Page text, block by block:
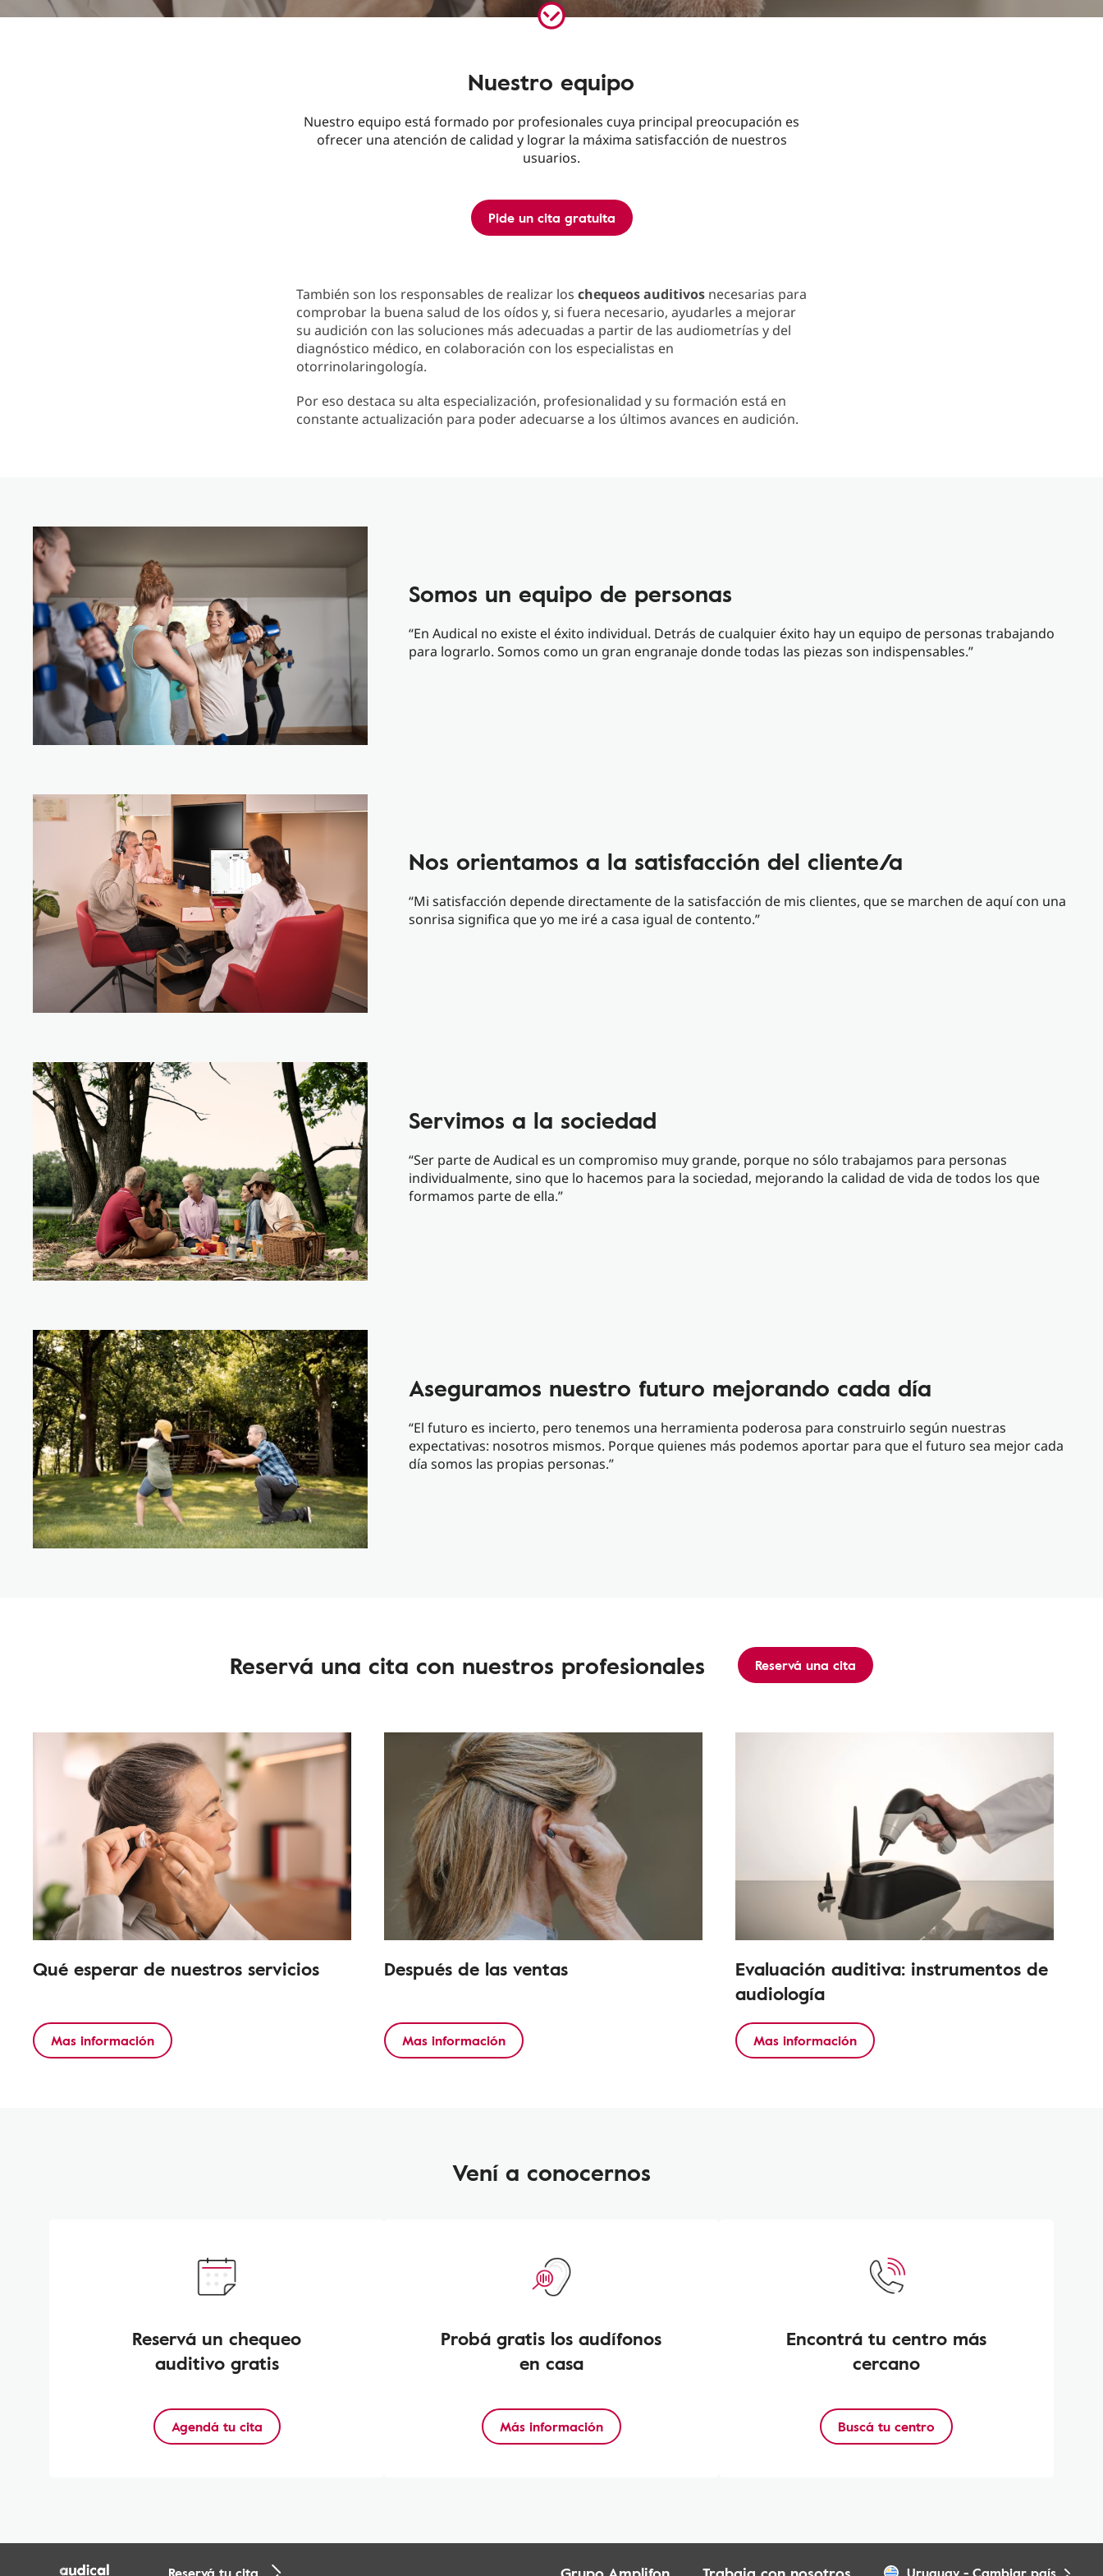
Nuestro equipo
Nuestro equipo está formado por profesionales cuya principal preocupación es
ofrecer una atención de calidad y lograr la máxima satisfacción de nuestros
usuarios.
Pide un cita gratuita
También son los responsables de realizar los chequeos auditivos necesarias para
comprobar la buena salud de los oídos y, si fuera necesario, ayudarles a mejorar
su audición con las soluciones más adecuadas a partir de las audiometrías y del
diagnóstico médico, en colaboración con los especialistas en
otorrinolaringología.
Por eso destaca su alta especialización, profesionalidad y su formación está en
constante actualización para poder adecuarse a los últimos avances en audición.
Somos un equipo de personas
“En Audical no existe el éxito individual. Detrás de cualquier éxito hay un equipo de personas trabajando
para lograrlo. Somos como un gran engranaje donde todas las piezas son indispensables.”
Nos orientamos a la satisfacción del cliente/a
“Mi satisfacción depende directamente de la satisfacción de mis clientes, que se marchen de aquí con una
sonrisa significa que yo me iré a casa igual de contento.”
Servimos a la sociedad
“Ser parte de Audical es un compromiso muy grande, porque no sólo trabajamos para personas
individualmente, sino que lo hacemos para la sociedad, mejorando la calidad de vida de todos los que
formamos parte de ella.”
Aseguramos nuestro futuro mejorando cada día
“El futuro es incierto, pero tenemos una herramienta poderosa para construirlo según nuestras
expectativas: nosotros mismos. Porque quienes más podemos aportar para que el futuro sea mejor cada
día somos las propias personas.”
Reservá una cita con nuestros profesionales Reservá una cita
Qué esperar de nuestros servicios
Mas información
Después de las ventas
Mas información
Evaluación auditiva: instrumentos de
audiología
Mas información
Vení a conocernos
Reservá un chequeo
auditivo gratis
Agendá tu cita
Probá gratis los audífonos
en casa
Más información
Encontrá tu centro más
cercano
Buscá tu centro